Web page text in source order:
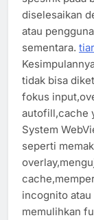
diselesaikan
atau
sementara.
tidak bisa
fokus
autofill,cache
System
seperti
incognito
memulihkan